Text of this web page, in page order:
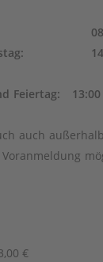
08:00
bis
Feiertag:
auch
€